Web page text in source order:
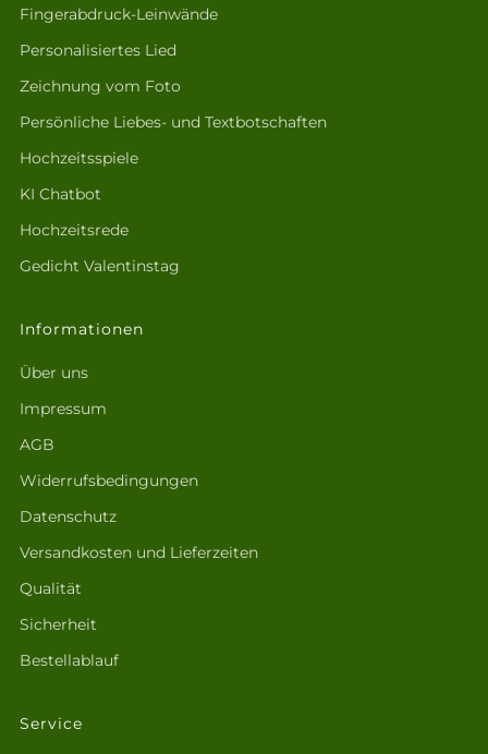
Fingerabdruck-Leinwände
Personalisiertes Lied
Zeichnung vom Foto
Persönliche Liebes- und Textbotschaften
Hochzeitsspiele
KI Chatbot
Hochzeitsrede
Gedicht Valentinstag
Informationen
Über uns
Impressum
AGB
Widerrufsbedingungen
Datenschutz
Versandkosten und Lieferzeiten
Qualität
Sicherheit
Bestellablauf
Service